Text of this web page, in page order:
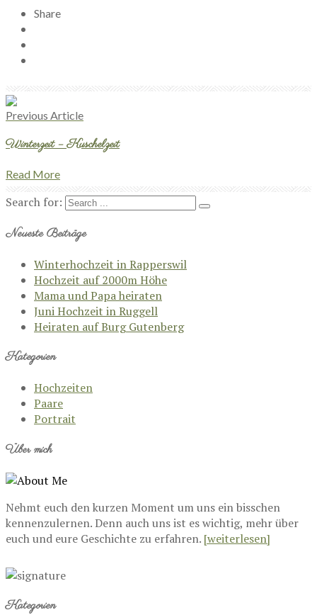
Share
Previous Article
Winterzeit – Kuschelzeit
Read More
Search for:
Neueste Beiträge
Winterhochzeit in Rapperswil
Hochzeit auf 2000m Höhe
Mama und Papa heiraten
Juni Hochzeit in Ruggell
Heiraten auf Burg Gutenberg
Kategorien
Hochzeiten
Paare
Portrait
Über mich
Nehmt euch den kurzen Moment um uns ein bisschen
kennenzulernen. Denn auch uns ist es wichtig, mehr über
euch und eure Geschichte zu erfahren. [weiterlesen]
Kategorien